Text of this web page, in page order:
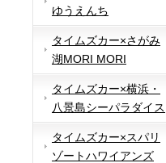
ゆうえんち
タイムズカー×さがみ
湖MORI MORI
タイムズカー×横浜・
八景島シーパラダイス
タイムズカー×スパリ
ゾートハワイアンズ